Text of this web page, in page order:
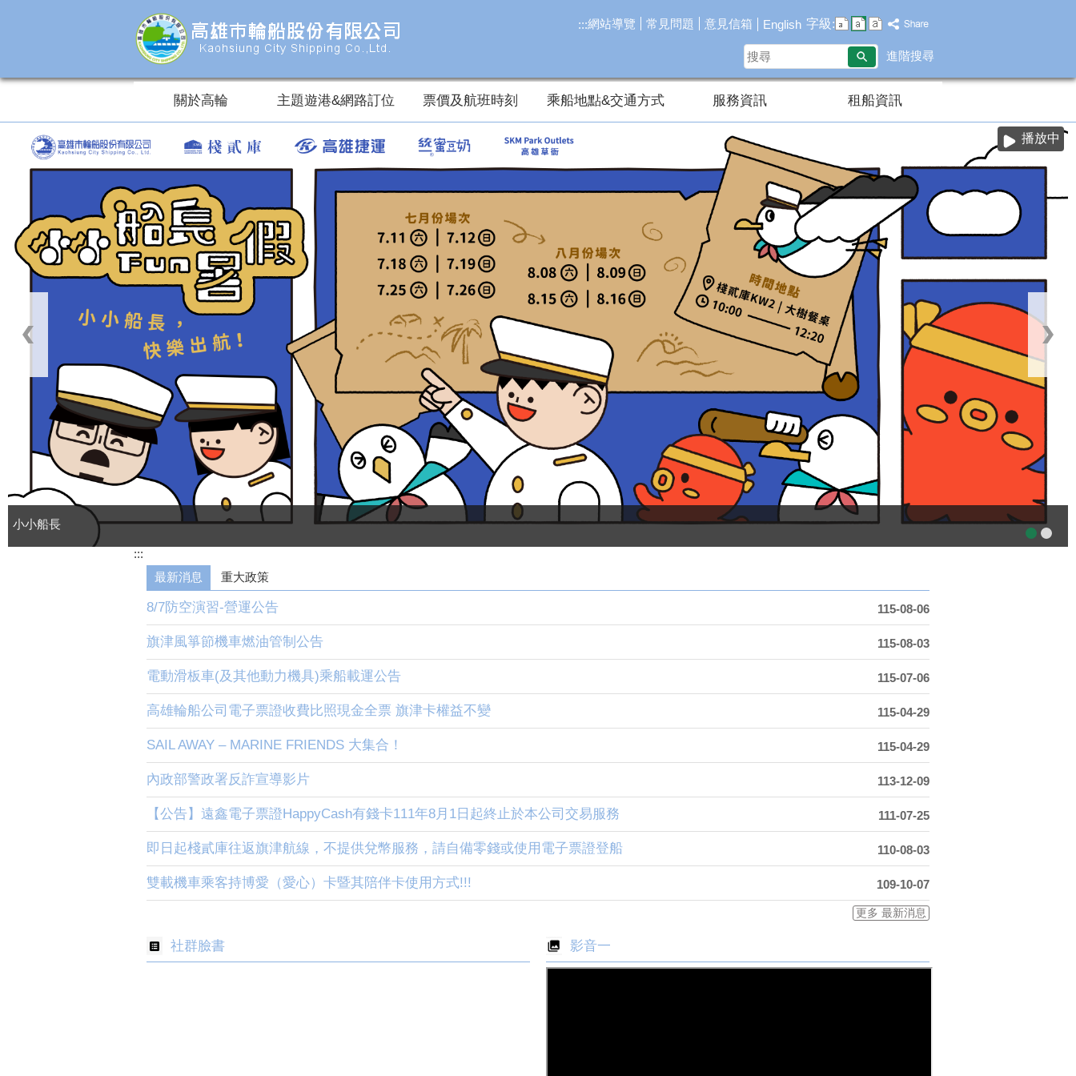
:::網站導覽 常見問題 意見信箱 English 字級:
搜
尋
進階搜尋
關於高輪 主題遊港&網路訂位 票價及航班時刻 乘船地點&交通方式 服務資訊 租船資訊
播放中
金棧遊港~驚讚開航!!!
:::
最新消息
重大政策
115-08-06
8/7防空演習-營運公告
115-08-03
旗津風箏節機車燃油管制公告
115-07-06
電動滑板車(及其他動力機具)乘船載運公告
115-04-29
高雄輪船公司電子票證收費比照現金全票 旗津卡權益不變
115-04-29
SAIL AWAY – MARINE FRIENDS 大集合！
113-12-09
內政部警政署反詐宣導影片
111-07-25
【公告】遠鑫電子票證HappyCash有錢卡111年8月1日起終止於本公司交易服務
110-08-03
即日起棧貳庫往返旗津航線，不提供兌幣服務，請自備零錢或使用電子票證登船
109-10-07
雙載機車乘客持博愛（愛心）卡暨其陪伴卡使用方式!!!
更多 最新消息
社群臉書 影音一